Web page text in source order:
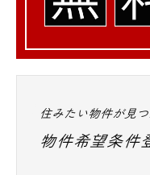
住みたい物件が見
物件希望条件